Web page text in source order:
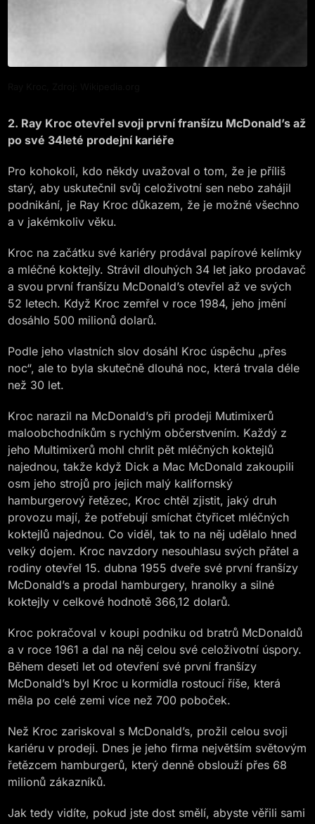
2. Ray Kroc otevřel svoji první franšízu McDonald’s až
po své 34leté prodejní kariéře
Pro kohokoli, kdo někdy uvažoval o tom, že je příliš
starý, aby uskutečnil svůj celoživotní sen nebo zahájil
podnikání, je Ray Kroc důkazem, že je možné všechno
a v jakémkoliv věku.
Kroc na začátku své kariéry prodával papírové kelímky
a mléčné koktejly. Strávil dlouhých 34 let jako prodavač
a svou první franšízu McDonald’s otevřel až ve svých
52 letech. Když Kroc zemřel v roce 1984, jeho jmění
dosáhlo 500 milionů dolarů.
Podle jeho vlastních slov dosáhl Kroc úspěchu „přes
noc“, ale to byla skutečně dlouhá noc, která trvala déle
než 30 let.
Kroc narazil na McDonald’s při prodeji Mutimixerů
maloobchodníkům s rychlým občerstvením. Každý z
jeho Multimixerů mohl chrlit pět mléčných koktejlů
najednou, takže když Dick a Mac McDonald zakoupili
osm jeho strojů pro jejich malý kalifornský
hamburgerový řetězec, Kroc chtěl zjistit, jaký druh
provozu mají, že potřebují smíchat čtyřicet mléčných
koktejlů najednou. Co viděl, tak to na něj udělalo hned
velký dojem. Kroc navzdory nesouhlasu svých přátel a
rodiny otevřel 15. dubna 1955 dveře své první franšízy
McDonald’s a prodal hamburgery, hranolky a silné
koktejly v celkové hodnotě 366,12 dolarů.
Kroc pokračoval v koupi podniku od bratrů McDonaldů
a v roce 1961 a dal na něj celou své celoživotní úspory.
Během deseti let od otevření své první franšízy
McDonald’s byl Kroc u kormidla rostoucí říše, která
měla po celé zemi více než 700 poboček.
Než Kroc zariskoval s McDonald’s, prožil celou svoji
kariéru v prodeji. Dnes je jeho firma největším světovým
řetězcem hamburgerů, který denně obslouží přes 68
milionů zákazníků.
Jak tedy vidíte, pokud jste dost smělí, abyste věřili sami